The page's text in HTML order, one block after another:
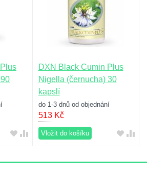
DXN Black Cumin Plus
Nigella (černucha) 30
kapslí
do 1-3 dnů od objednání
513Kč
Vložit do košíku